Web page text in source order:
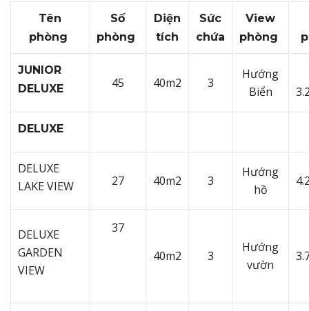
Tên
phòng
Số
phòng
Diện
tích
Sức
chứa
View
phòng
JUNIOR
DELUXE
45 40m2 3
Hướng
Biển
DELUXE
DELUXE
LAKE VIEW
27 40m2 3
Hướng
hồ
DELUXE
GARDEN
VIEW
37
40m2
3
Hướng
vườn